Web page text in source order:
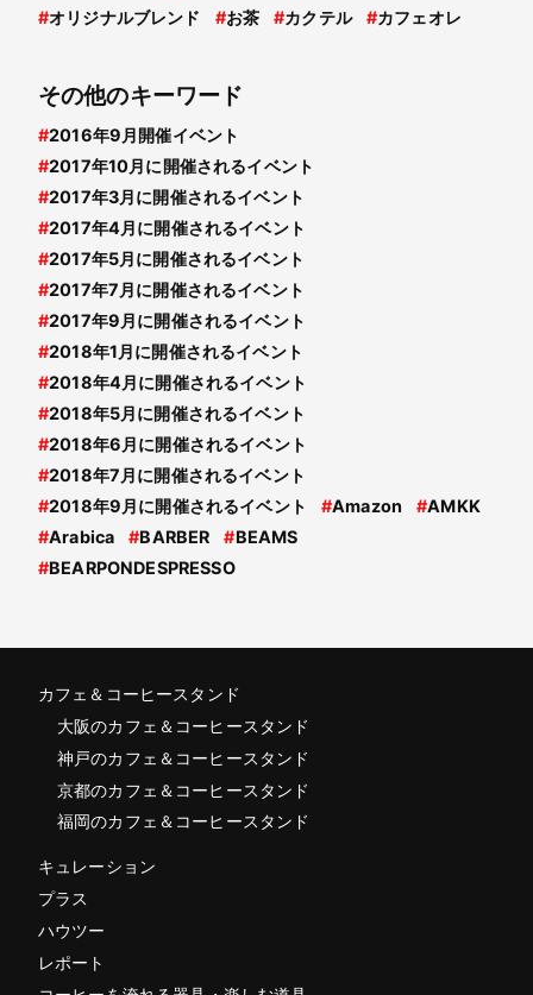
#オリジナルブレンド #お茶 #カクテル #カフェオレ
その他のキーワード
#2016年9月開催イベント
#2017年10月に開催されるイベント
#2017年3月に開催されるイベント
#2017年4月に開催されるイベント
#2017年5月に開催されるイベント
#2017年7月に開催されるイベント
#2017年9月に開催されるイベント
#2018年1月に開催されるイベント
#2018年4月に開催されるイベント
#2018年5月に開催されるイベント
#2018年6月に開催されるイベント
#2018年7月に開催されるイベント
#2018年9月に開催されるイベント #Amazon #AMKK
#Arabica #BARBER #BEAMS
#BEARPONDESPRESSO
カフェ＆コーヒースタンド
大阪のカフェ＆コーヒースタンド
神戸のカフェ＆コーヒースタンド
京都のカフェ＆コーヒースタンド
福岡のカフェ＆コーヒースタンド
キュレーション
プラス
ハウツー
レポート